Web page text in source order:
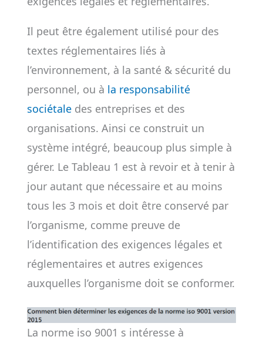
Il peut être également utilisé pour des
textes réglementaires liés à
l’environnement, à la santé & sécurité du
personnel, ou à la responsabilité
sociétaledes entreprises et des
organisations. Ainsi ce construit un
système intégré, beaucoup plus simple à
gérer. Le Tableau 1 est à revoir et à tenir à
jour autant que nécessaire et au moins
tous les 3 mois et doit être conservé par
l’organisme, comme preuve de
l’identification des exigences légales et
réglementaires et autres exigences
auxquelles l’organisme doit se conformer.
La norme iso 9001 s intéresse à